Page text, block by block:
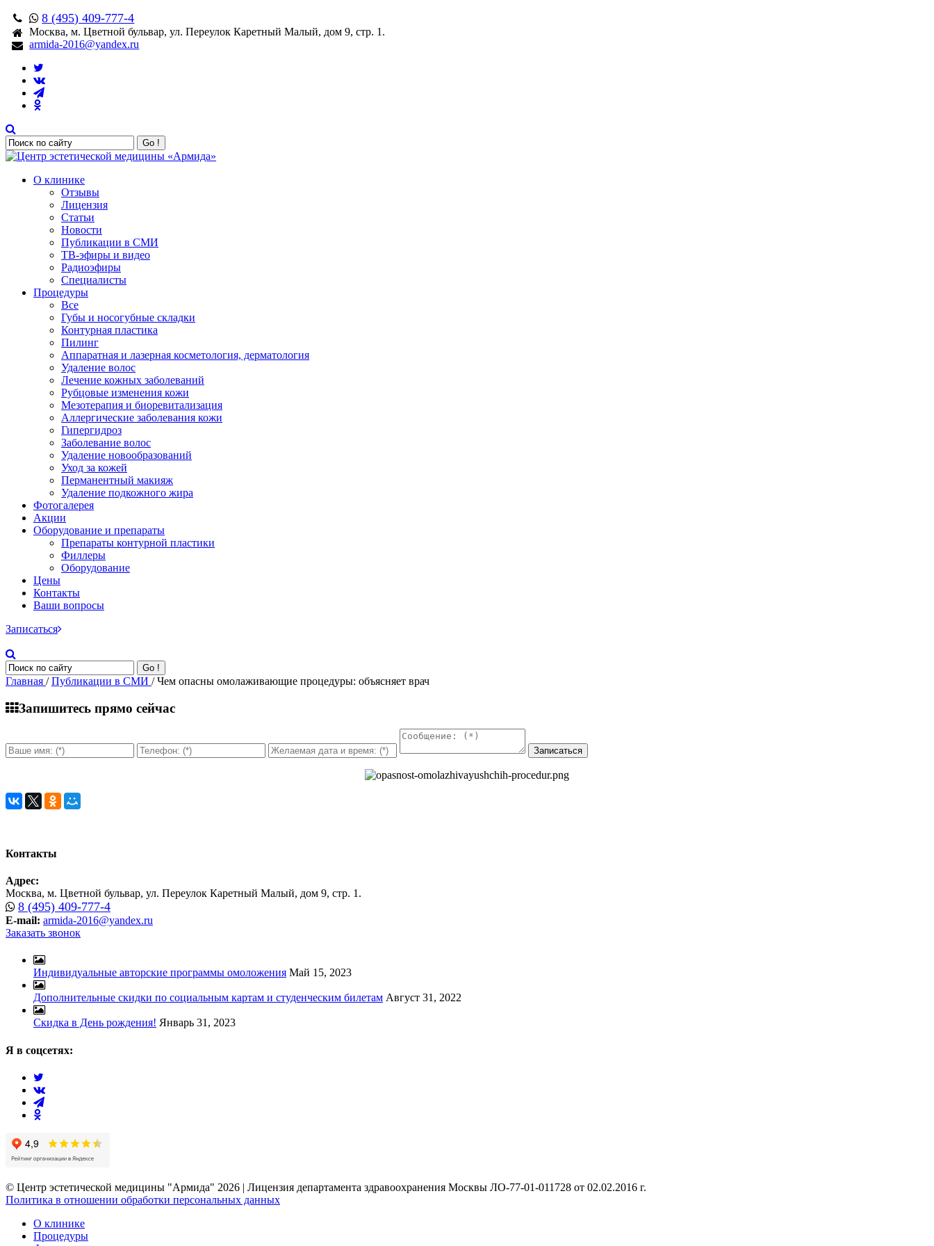
8 (495) 409-777-4
Москва, м. Цветной бульвар, ул. Переулок Каретный Малый, дом 9, стр. 1.
armida-2016@yandex.ru
Go !
О клинике
Отзывы
Лицензия
Статьи
Новости
Публикации в СМИ
ТВ-эфиры и видео
Радиоэфиры
Специалисты
Процедуры
Все
Губы и носогубные складки
Контурная пластика
Пилинг
Аппаратная и лазерная косметология, дерматология
Удаление волос
Лечение кожных заболеваний
Рубцовые изменения кожи
Мезотерапия и биоревитализация
Аллергические заболевания кожи
Гипергидроз
Заболевание волос
Удаление новообразований
Уход за кожей
Перманентный макияж
Удаление подкожного жира
Фотогалерея
Акции
Оборудование и препараты
Препараты контурной пластики
Филлеры
Оборудование
Цены
Контакты
Ваши вопросы
Записаться
Go !
Главная /Публикации в СМИ / Чем опасны омолаживающие процедуры: объясняет врач
Запишитесь прямо сейчас
Контакты
Адрес:
Москва, м. Цветной бульвар, ул. Переулок Каретный Малый, дом 9, стр. 1.
8 (495) 409-777-4
E-mail: armida-2016@yandex.ru
Заказать звонок
Индивидуальные авторские программы омоложения Май 15, 2023
Дополнительные скидки по социальным картам и студенческим билетам Август 31, 2022
Скидка в День рождения! Январь 31, 2023
Я в соцсетях:
© Центр эстетической медицины "Армида" 2026 | Лицензия департамента здравоохранения Москвы ЛО-77-01-011728 от 02.02.2016 г.
Политика в отношении обработки персональных данных
О клинике
Процедуры